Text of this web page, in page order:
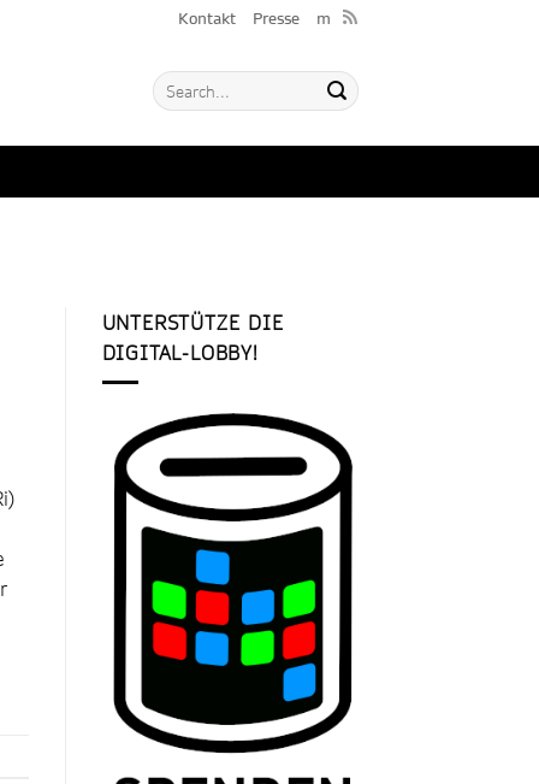
Kontakt Presse m
UNTERSTÜTZE DIE
DIGITAL-LOBBY!